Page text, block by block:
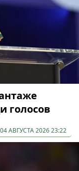
голосов
04 АВГУСТА 2026 23:22